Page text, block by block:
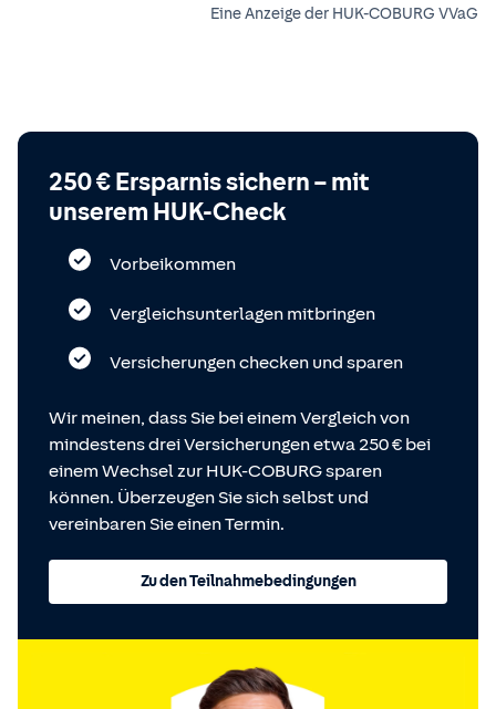
Eine Anzeige der HUK-COBURG VVaG
250 € Ersparnis sichern – mit
unserem HUK-Check
Vorbeikommen
Vergleichsunterlagen mitbringen
Versicherungen checken und sparen
Wir meinen, dass Sie bei einem Vergleich von
mindestens drei Versicherungen etwa 250 € bei
einem Wechsel zur HUK-COBURG sparen
können. Überzeugen Sie sich selbst und
vereinbaren Sie einen Termin.
Zu den Teilnahmebedingungen